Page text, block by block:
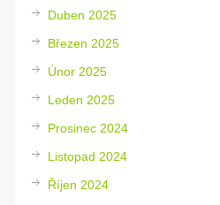
Duben 2025
Březen 2025
Únor 2025
Leden 2025
Prosinec 2024
Listopad 2024
Říjen 2024